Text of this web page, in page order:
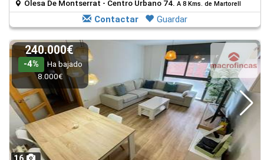
Olesa De Montserrat - Centro Urbano 74. A 8 Kms. de Martorell
Contactar Guardar
240.000€
-4%
Ha bajado
8.000€